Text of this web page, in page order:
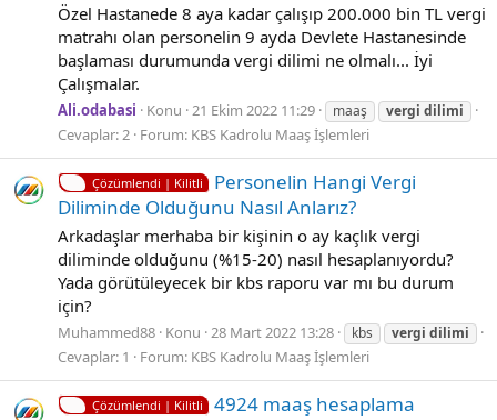
Özel Hastanede 8 aya kadar çalışıp 200.000 bin TL vergi
matrahı olan personelin 9 ayda Devlete Hastanesinde
başlaması durumunda vergi dilimi ne olmalı... İyi
Çalışmalar.
Ali.odabasi Konu 21 Ekim 2022 11:29 maaş vergi dilimi
Cevaplar: 2 Forum: KBS Kadrolu Maaş İşlemleri
Çözümlendi | Kilitli
Personelin Hangi Vergi
Diliminde Olduğunu Nasıl Anlarız?
Arkadaşlar merhaba bir kişinin o ay kaçlık vergi
diliminde olduğunu (%15-20) nasıl hesaplanıyordu?
Yada görütüleyecek bir kbs raporu var mı bu durum
için?
Muhammed88 Konu 28 Mart 2022 13:28 kbs vergi dilimi
Cevaplar: 1 Forum: KBS Kadrolu Maaş İşlemleri
Çözümlendi | Kilitli 4924 maaş hesaplama